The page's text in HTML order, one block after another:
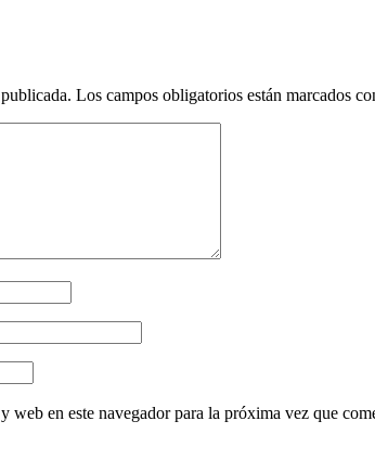
Los campos obligatorios están marcados
web en este navegador para la próxima vez que